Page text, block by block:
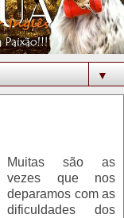
▼
Muitas são as
vezes que nos
deparamos com as
dificuldades dos